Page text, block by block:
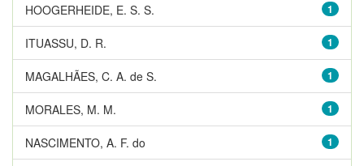
1
HOOGERHEIDE, E. S. S.
1
ITUASSU, D. R.
1
MAGALHÃES, C. A. de S.
1
MORALES, M. M.
1
NASCIMENTO, A. F. do